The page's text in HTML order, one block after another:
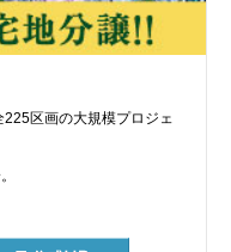
225区画の大規模プロジェ